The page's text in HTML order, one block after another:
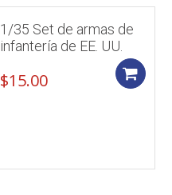
1/35 Set de armas de
infantería de EE. UU.
$15.00